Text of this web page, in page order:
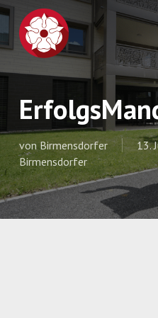
Skip
main
content
von Birmensdorfer 13.
Birmensdorfer